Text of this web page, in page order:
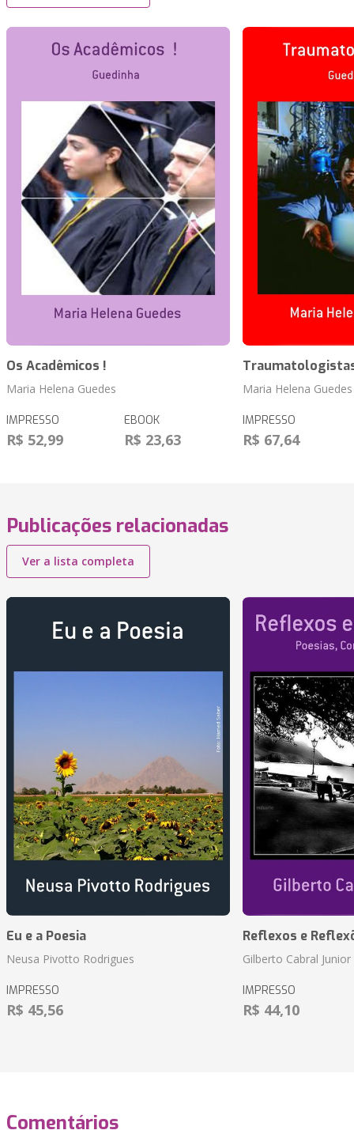
Os Acadêmicos !
Maria Helena Guedes
IMPRESSO
R$ 52,99
EBOOK
R$ 23,63
Maria Helena Guedes
IMPRESSO
R$ 67,64
Publicações relacionadas
Ver a lista completa
Eu e a Poesia
Neusa Pivotto Rodrigues
IMPRESSO
R$ 45,56
Reflexos e
Gilberto Cabral Junior
IMPRESSO
R$ 44,10
Comentários